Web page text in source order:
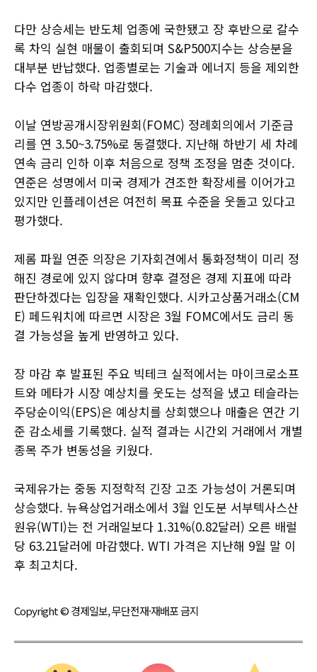
다만 상승세는 반도체 업종에 국한됐고 장 후반으로 갈수
록 차익 실현 매물이 출회되며 S&P500지수는 상승분을
대부분 반납했다. 업종별로는 기술과 에너지 등을 제외한
다수 업종이 하락 마감했다.
이날 연방공개시장위원회(FOMC) 정례회의에서 기준금
리를 연 3.50~3.75%로 동결했다. 지난해 하반기 세 차례
연속 금리 인하 이후 처음으로 정책 조정을 멈춘 것이다.
연준은 성명에서 미국 경제가 견조한 확장세를 이어가고
있지만 인플레이션은 여전히 목표 수준을 웃돌고 있다고
평가했다.
제롬 파월 연준 의장은 기자회견에서 통화정책이 미리 정
해진 경로에 있지 않다며 향후 결정은 경제 지표에 따라
판단하겠다는 입장을 재확인했다. 시카고상품거래소(CM
E) 페드워치에 따르면 시장은 3월 FOMC에서도 금리 동
결 가능성을 높게 반영하고 있다.
장 마감 후 발표된 주요 빅테크 실적에서는 마이크로소프
트와 메타가 시장 예상치를 웃도는 성적을 냈고 테슬라는
주당순이익(EPS)은 예상치를 상회했으나 매출은 연간 기
준 감소세를 기록했다. 실적 결과는 시간외 거래에서 개별
종목 주가 변동성을 키웠다.
국제유가는 중동 지정학적 긴장 고조 가능성이 거론되며
상승했다. 뉴욕상업거래소에서 3월 인도분 서부텍사스산
원유(WTI)는 전 거래일보다 1.31%(0.82달러) 오른 배럴
당 63.21달러에 마감했다. WTI 가격은 지난해 9월 말 이
후 최고치다.
Copyright © 경제일보, 무단전재·재배포 금지